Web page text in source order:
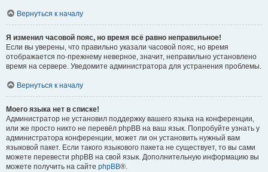
Вернуться к началу
Я изменил часовой пояс, но время всё равно неправильное!
Если вы уверены, что правильно указали часовой пояс, но время
отображается по-прежнему неверное, значит, неправильно установлено
время на сервере. Уведомите администратора для устранения проблемы.
Вернуться к началу
Моего языка нет в списке!
Администратор не установил поддержку вашего языка на конференции,
или же просто никто не перевёл phpBB на ваш язык. Попробуйте узнать у
администратора конференции, может ли он установить нужный вам
языковой пакет. Если такого языкового пакета не существует, то вы сами
можете перевести phpBB на свой язык. Дополнительную информацию вы
можете получить на сайте phpBB®.